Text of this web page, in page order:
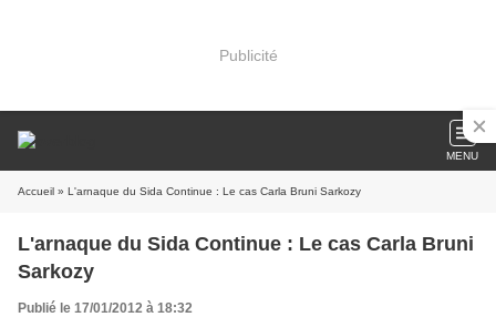
Publicité
MENU
Accueil » L'arnaque du Sida Continue : Le cas Carla Bruni Sarkozy
L'arnaque du Sida Continue : Le cas Carla Bruni
Sarkozy
Publié le 17/01/2012 à 18:32